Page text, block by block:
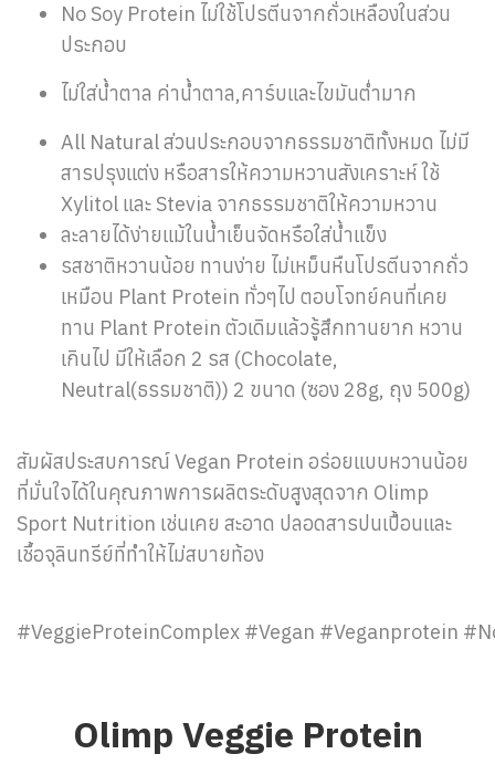
No Soy Protein ไม่ใช้โปรตีนจากถั่วเหลืองในส่วน
ประกอบ
ไม่ใส่น้ำตาล ค่าน้ำตาล,คาร์บและไขมันต่ำมาก
All Natural ส่วนประกอบจากธรรมชาติทั้งหมด ไม่มี
สารปรุงแต่ง หรือสารให้ความหวานสังเคราะห์ ใช้
Xylitol และ Stevia จากธรรมชาติให้ความหวาน
ละลายได้ง่ายแม้ในน้ำเย็นจัดหรือใส่น้ำแข็ง
รสชาติหวานน้อย ทานง่าย ไม่เหม็นหืนโปรตีนจากถั่ว
เหมือน Plant Protein ทั่วๆไป ตอบโจทย์คนที่เคย
ทาน Plant Protein ตัวเดิมแล้วรู้สึกทานยาก หวาน
เกินไป มีให้เลือก 2 รส (Chocolate,
Neutral(ธรรมชาติ)) 2 ขนาด (ซอง 28g, ถุง 500g)
สัมผัสประสบการณ์ Vegan Protein อร่อยแบบหวานน้อย
ที่มั่นใจได้ในคุณภาพการผลิตระดับสูงสุดจาก Olimp
Sport Nutrition เช่นเคย สะอาด ปลอดสารปนเปื้อนและ
เชื้อจุลินทรีย์ที่ทำให้ไม่สบายท้อง
#VeggieProteinComplex #Vegan #Veganprotein
Olimp Veggie Protein